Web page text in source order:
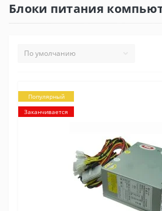
Блоки питания
Популярный
Заканчивается